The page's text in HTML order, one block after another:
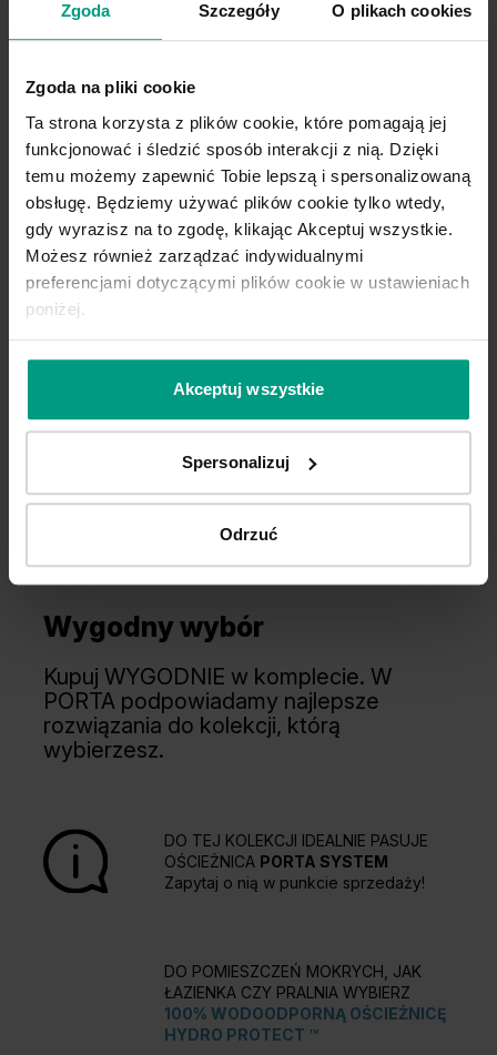
Zgoda Szczegóły O plikach cookies
Zgoda na pliki cookie
Ta strona korzysta z plików cookie, które pomagają jej
funkcjonować i śledzić sposób interakcji z nią. Dzięki
temu możemy zapewnić Tobie lepszą i spersonalizowaną
obsługę. Będziemy używać plików cookie tylko wtedy,
gdy wyrazisz na to zgodę, klikając Akceptuj wszystkie.
Możesz również zarządzać indywidualnymi
preferencjami dotyczącymi plików cookie w ustawieniach
poniżej.
Akceptuj wszystkie
Spersonalizuj
Odrzuć
1.1
Wygodny wybór
Kupuj WYGODNIE w komplecie. W
PORTA podpowiadamy najlepsze
rozwiązania do kolekcji, którą
wybierzesz.
DO TEJ KOLEKCJI IDEALNIE PASUJE
OŚCIEŻNICA PORTA SYSTEM
Zapytaj o nią w punkcie sprzedaży!
DO POMIESZCZEŃ MOKRYCH, JAK
ŁAZIENKA CZY PRALNIA WYBIERZ
100% WODOODPORNĄ OŚCIEŻNICĘ
HYDRO PROTECT ™